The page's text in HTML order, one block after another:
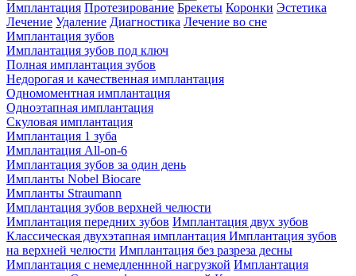
Имплантация Протезирование Брекеты Коронки Эстетика
Лечение Удаление Диагностика Лечение во сне
Имплантация зубов
Имплантация зубов под ключ
Полная имплантация зубов
Недорогая и качественная имплантация
Одномоментная имплантация
Одноэтапная имплантация
Скуловая имплантация
Имплантация 1 зуба
Имплантация All-on-6
Имплантация зубов за один день
Импланты Nobel Biocare
Импланты Straumann
Имплантация зубов верхней челюсти
Имплантация передних зубов Имплантация двух зубов
Классическая двухэтапная имплантация Имплантация зубов
на верхней челюсти Имплантация без разреза десны
Имплантация с немедленнной нагрузкой Имплантация